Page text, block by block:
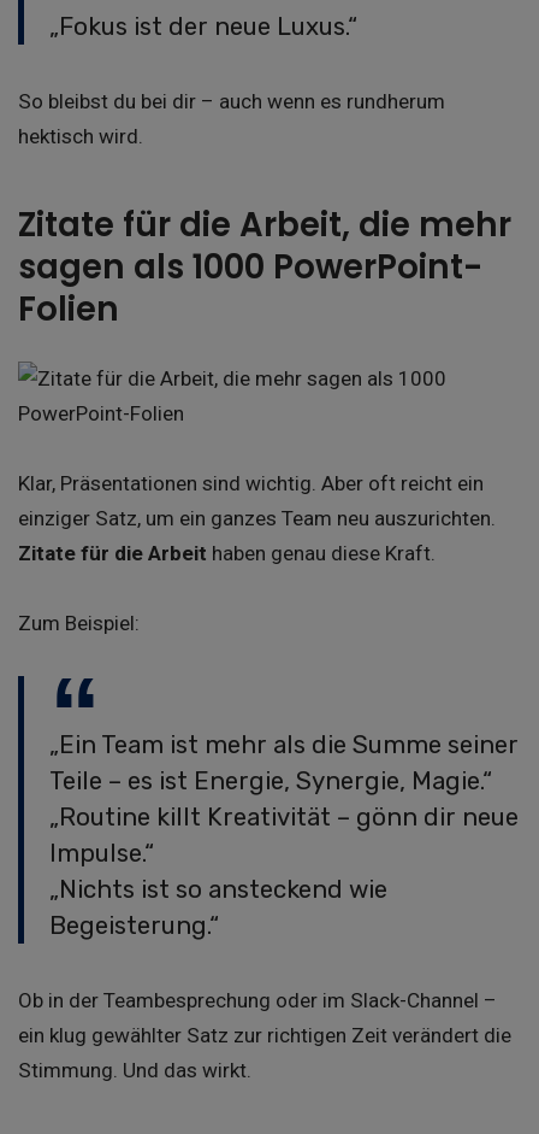
„Fokus ist der neue Luxus.“
So bleibst du bei dir – auch wenn es rundherum
hektisch wird.
Zitate für die Arbeit, die mehr
sagen als 1000 PowerPoint-
Folien
Klar, Präsentationen sind wichtig. Aber oft reicht ein
einziger Satz, um ein ganzes Team neu auszurichten.
Zitate für die Arbeit haben genau diese Kraft.
Zum Beispiel:
„Ein Team ist mehr als die Summe seiner
Teile – es ist Energie, Synergie, Magie.“
„Routine killt Kreativität – gönn dir neue
Impulse.“
„Nichts ist so ansteckend wie
Begeisterung.“
Ob in der Teambesprechung oder im Slack-Channel –
ein klug gewählter Satz zur richtigen Zeit verändert die
Stimmung. Und das wirkt.